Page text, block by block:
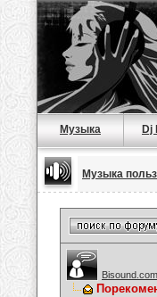
Музыка Dj
Музыка